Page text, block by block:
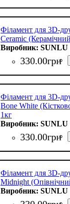
Філамент для 3D-
Ceramic
SUNLU
330.00грн
Філамент для 3D-
Bone White
1кг
SUNLU
330.00грн
Філамент для 3D-
Midnight
SUNLU